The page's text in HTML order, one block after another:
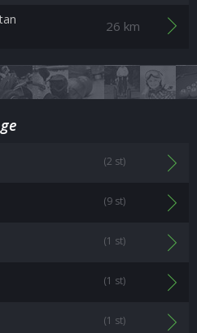
26 km
(2 st)
(9 st)
(1 st)
(1 st)
(1 st)